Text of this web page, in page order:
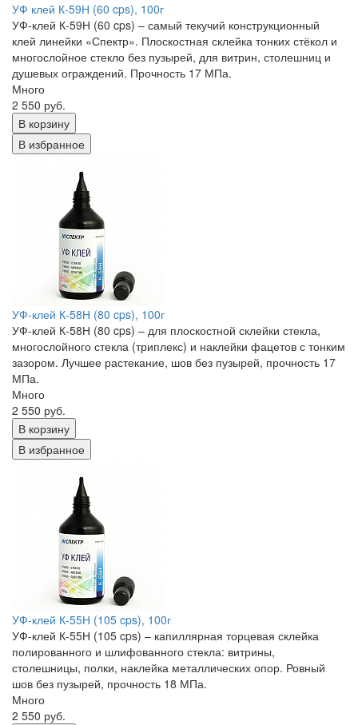
УФ клей К-59Н (60 cps), 100г
УФ-клей К-59Н (60 cps) – самый текучий конструкционный
клей линейки «Спектр». Плоскостная склейка тонких стёкол и
многослойное стекло без пузырей, для витрин, столешниц и
душевых ограждений. Прочность 17 МПа.
Много
2 550 руб.
В корзину
В избранное
УФ-клей К-58Н (80 cps), 100г
УФ-клей К-58Н (80 cps) – для плоскостной склейки стекла,
многослойного стекла (триплекс) и наклейки фацетов с тонким
зазором. Лучшее растекание, шов без пузырей, прочность 17
МПа.
Много
2 550 руб.
В корзину
В избранное
УФ-клей К-55Н (105 cps), 100г
УФ-клей К-55Н (105 cps) – капиллярная торцевая склейка
полированного и шлифованного стекла: витрины,
столешницы, полки, наклейка металлических опор. Ровный
шов без пузырей, прочность 18 МПа.
Много
2 550 руб.